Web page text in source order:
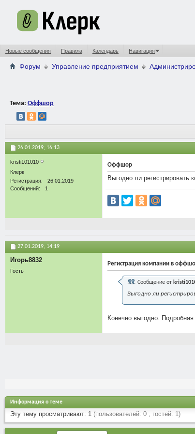
Новые сообщения Правила Календарь Навигация
Форум Управление предприятием
Тема: Оффшор
26.01.2019, 16:13
kristi101010
Клерк
Регистрация
26.01.2019
Сообщений
1
Оффшор
Выгодно ли
27.01.2019, 14:19
Игорь8832
Гость
Регистрация компании в
Сообщение от
Выгодно ли
Конечно выгодно.
Информация о теме
Эту тему просматривают: 1 (пользователей: 0 , гостей: 1)